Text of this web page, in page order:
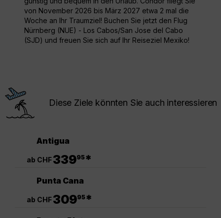
von November 2026 bis März 2027 etwa 2 mal die
Woche an Ihr Traumziel! Buchen Sie jetzt den Flug
Nürnberg (NUE) - Los Cabos/San Jose del Cabo
(SJD) und freuen Sie sich auf Ihr Reiseziel Mexiko!
Diese Ziele könnten Sie auch interessieren
Antigua
ab CHF33995*
Punta Cana
ab CHF30995*